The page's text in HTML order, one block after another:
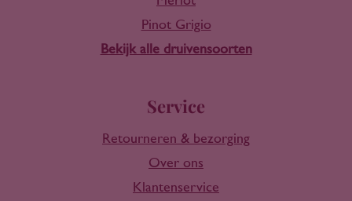
Pinot Grigio
Bekijk alle druivensoorten
Service
Retourneren & bezorging
Over ons
Klantenservice